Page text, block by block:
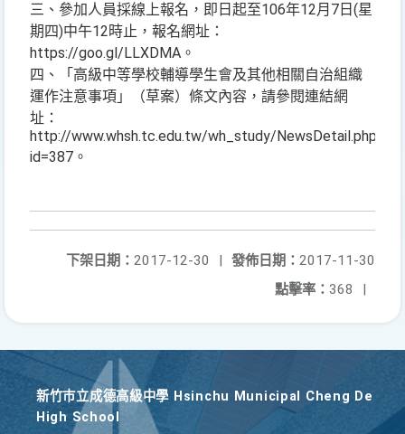
三、參加人員採線上報名，即日起至106年12月7日(星
期四)中午12時止，報名網址：
https://goo.gl/LLXDMA。
四、「高級中等學校輔導學生會及其他相關自治組織
運作注意事項」（草案）條文內容，請參閱連結網
址：
http://www.whsh.tc.edu.tw/wh_study/NewsDetail.php?
id=387。
發佈日期： 2017-11-30
下架日期： 2017-12-30
|
點擊率： 368 |
新竹巿立成德高級中學 Hsinchu Municipal Cheng De
High School